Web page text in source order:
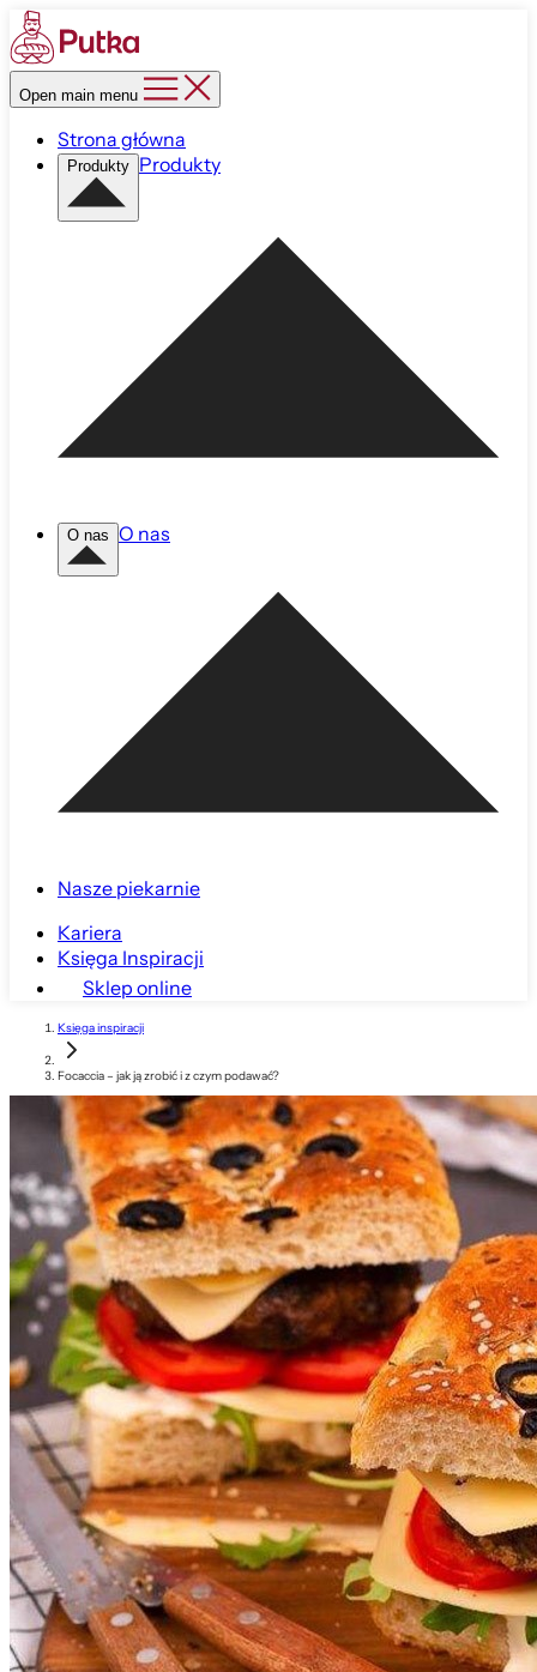
Open main menu
Strona główna
Produkty Produkty
O nas O nas
Nasze piekarnie
Kariera
Księga Inspiracji
Sklep online
Księga inspiracji
Focaccia – jak ją zrobić i z czym podawać?